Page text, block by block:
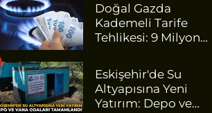
Doğal Gazda
Kademeli Tarife
Tehlikesi: 9 Milyon
Ödeyecek
Eskişehir'de Su
Altyapısına Yeni
Yatırım: Depo ve